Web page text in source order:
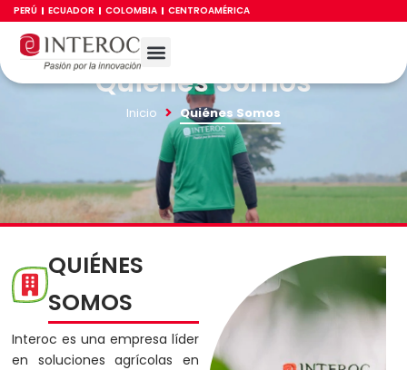
contenido
PERÚ ECUADOR COLOMBIA CENTROAMÉRICA
Quiénes Somos
Inicio Quiénes Somos
QUIÉNES
SOMOS
Interoc es una empresa líder
en soluciones agrícolas en